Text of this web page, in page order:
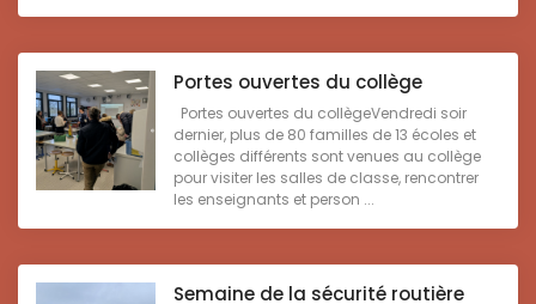
Portes ouvertes du collège
Portes ouvertes du collègeVendredi soir
dernier, plus de 80 familles de 13 écoles et
collèges différents sont venues au collège
pour visiter les salles de classe, rencontrer
les enseignants et person ...
Semaine de la sécurité routière